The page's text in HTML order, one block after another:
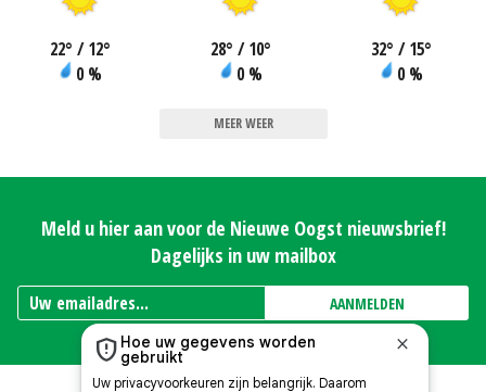
22° / 12°
0 %
28° / 10°
0 %
32° / 15°
0 %
MEER WEER
Meld u hier aan voor de Nieuwe Oogst nieuwsbrief!
Dagelijks in uw mailbox
AANMELDEN